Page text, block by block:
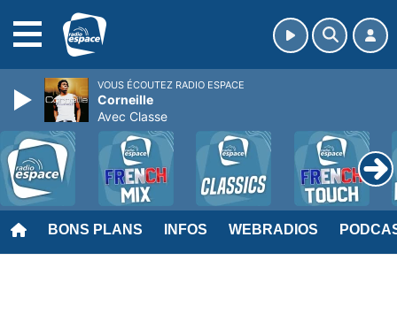
BONS PLANS INFOS WEBRADIOS
VOUS ÉCOUTEZ RADIO ESPACE
Corneille
Avec Classe